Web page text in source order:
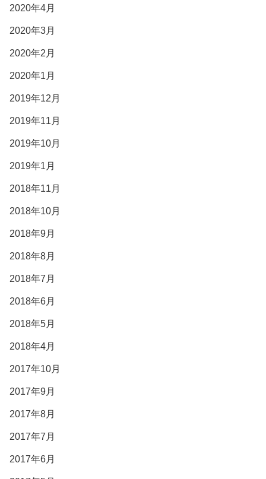
2020年4月
2020年3月
2020年2月
2020年1月
2019年12月
2019年11月
2019年10月
2019年1月
2018年11月
2018年10月
2018年9月
2018年8月
2018年7月
2018年6月
2018年5月
2018年4月
2017年10月
2017年9月
2017年8月
2017年7月
2017年6月